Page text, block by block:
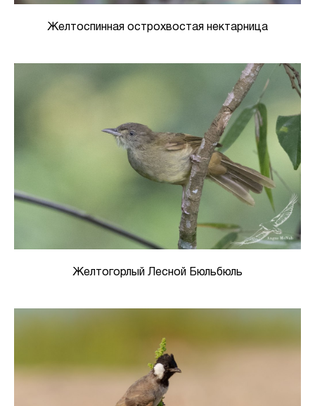
Желтоспинная острохвостая нектарница
Желтогорлый Лесной Бюльбюль